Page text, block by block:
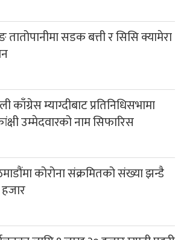
सडक बत्ती र सिसि क्यामेरा
काँग्रेस म्याग्दीबाट प्रतिनिधिसभामा
उम्मेदवारको नाम सिफारिस
कोरोना संक्रमितको संख्या झन्डै